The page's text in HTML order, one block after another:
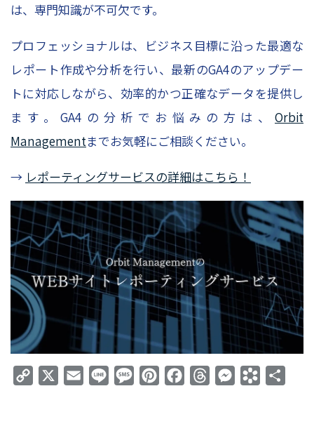
は、専門知識が不可欠です。
プロフェッショナルは、ビジネス目標に沿った最適な
レポート作成や分析を行い、最新のGA4のアップデー
トに対応しながら、効率的かつ正確なデータを提供し
ます。GA4の分析でお悩みの方は、 Orbit
Managementまでお気軽にご相談ください。
→ レポーティングサービスの詳細はこちら！
Copy
Email Line MessagePinterestFacebookThreadsMessenger